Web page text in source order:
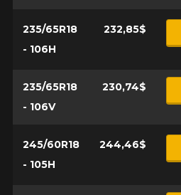
235/65R18
- 106H
232,85$
235/65R18
- 106V
230,74$
245/60R18
- 105H
244,46$